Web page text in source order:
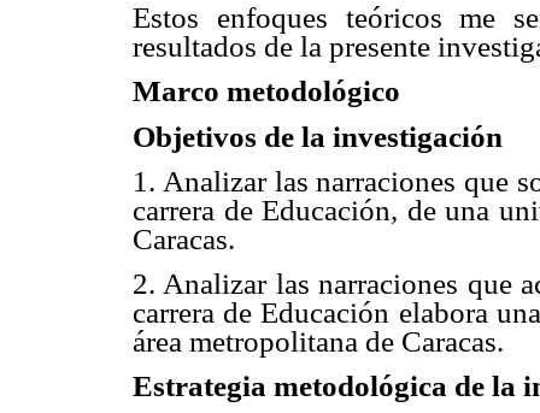
Estos enfoques teóricos me
resultados de la presente
Marco metodológico
Objetivos de la investigación
1. Analizar las narraciones que
carrera de Educación, de una
Caracas.
2. Analizar las narraciones que
carrera de Educación elabora
área metropolitana de Caracas.
Estrategia metodológica de la